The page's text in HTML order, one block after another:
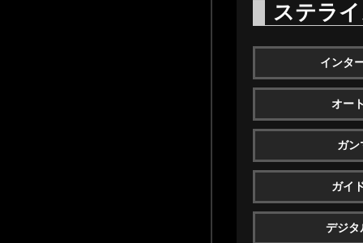
ステラ
インタ
オー
ガン
ガイ
デジタ